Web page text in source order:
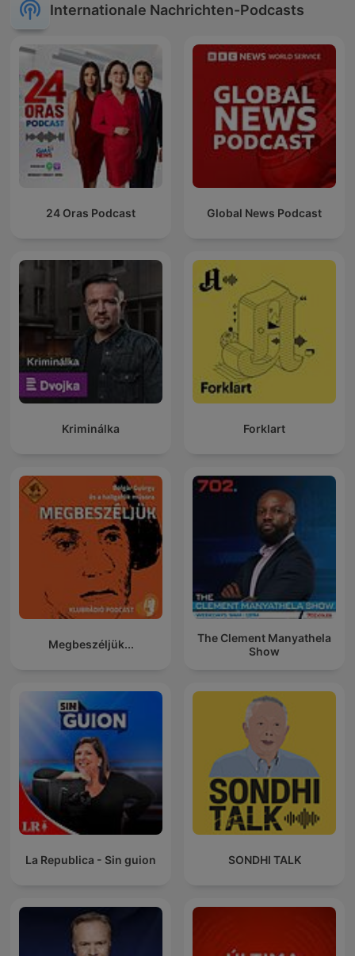
Internationale Nachrichten-Podcasts
24 Oras Podcast Global News Podcast
Kriminálka Forklart
Megbeszéljük...
The Clement Manyathela
Show
La Republica - Sin guion SONDHI TALK